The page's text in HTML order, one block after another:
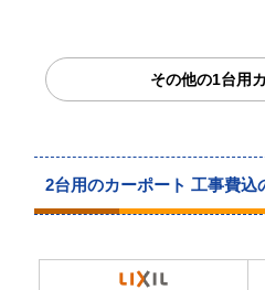
その他の1台用
2台用のカーポート 工事費込